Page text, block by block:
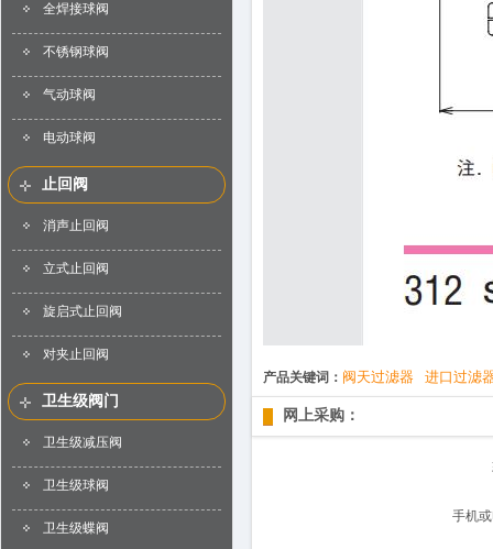
全焊接球阀
不锈钢球阀
气动球阀
电动球阀
止回阀
消声止回阀
立式止回阀
旋启式止回阀
对夹止回阀
卫生级阀门
卫生级减压阀
卫生级球阀
卫生级蝶阀
产品关键词： 阀天过滤器 进口过滤
网上采购：
手机